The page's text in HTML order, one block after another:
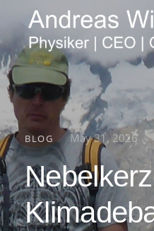
BLOG May 31, 2026